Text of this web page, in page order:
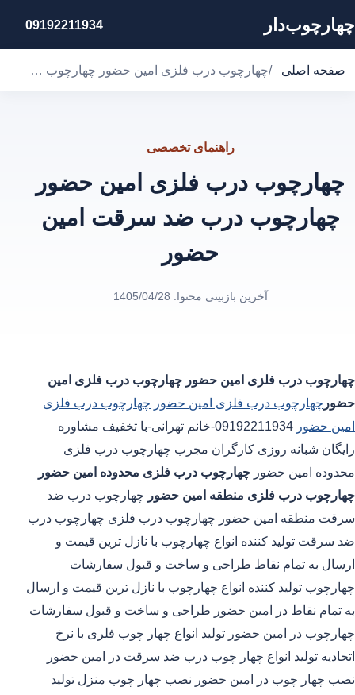
چهارچوب‌دار 09192211934
صفحه اصلی / چهارچوب درب فلزی امین حضور چهارچوب درب ضد سرقت امین حضور
راهنمای تخصصی
چهارچوب درب فلزی امین حضور
چهارچوب درب ضد سرقت امین
حضور
آخرین بازبینی محتوا: 1405/04/28
چهارچوب درب فلزی امین حضور چهارچوب درب فلزی امین
حضور چهارچوب درب فلزی امین حضور چهارچوب درب فلزی
امین حضور
09192211934-خانم تهرانی-با تخفیف مشاوره
رایگان شبانه روزی کارگران مجرب چهارچوب درب فلزی
محدوده امین حضور چهارچوب درب فلزی محدوده امین حضور
چهارچوب درب فلزی منطقه امین حضور چهارچوب درب ضد
سرقت منطقه امین حضور چهارچوب درب فلزی چهارچوب درب
ضد سرقت تولید کننده انواع چهارچوب با نازل ترین قیمت و
ارسال به تمام نقاط طراحی و ساخت و قبول سفارشات
چهارچوب تولید کننده انواع چهارچوب با نازل ترین قیمت و ارسال
به تمام نقاط در امین حضور طراحی و ساخت و قبول سفارشات
چهارچوب در امین حضور تولید انواع چهار چوب فلری با نرخ
اتحادیه تولید انواع چهار چوب درب ضد سرقت در امین حضور
نصب چهار چوب در امین حضور نصب چهار چوب منزل تولید